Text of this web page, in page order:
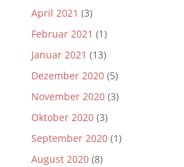
April 2021 (3)
Februar 2021 (1)
Januar 2021 (13)
Dezember 2020(5)
November 2020(3)
Oktober 2020(3)
September 2020(1)
August 2020(8)